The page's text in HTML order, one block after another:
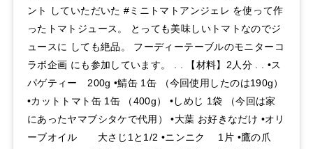
ント していただいた #ミニトマトアンジェレ を使って作
ったトマトジュース。 とっても美味しいトマトなのでジ
ュースに しても絶品。 フーディーテーブルのモニターコ
ラボ企画 にも参加しています。 . . 【材料】2人分 . . •ス
パゲティー 200g •鯖缶 1缶 （今回使用したのは190g）
•カットトマト缶 1缶 （400g） •しめじ 1袋 （今回は家
にあったヤマブシタケで代用） •大葉 お好きなだけ •オリ
ーブオイル 大さじ1と1/2 •ニンニク 1片 •鷹の爪